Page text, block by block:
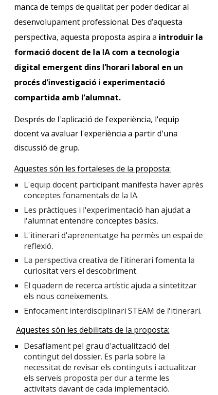
manca de temps de qualitat per poder dedicar al
desenvolupament professional. Des d’aquesta
perspectiva, aquesta proposta aspira a introduir la
formació docent de la IA com a tecnologia
digital emergent dins l’horari laboral en un
procés d’investigació i experimentació
compartida amb l’alumnat.
Després de l'aplicació de l'experiència, l'equip
docent va avaluar l'experiència a partir d'una
discussió de grup.
Aquestes són les fortaleses de la proposta:
L'equip docent participant manifesta haver après
conceptes fonamentals de la IA.
Les pràctiques i l'experimentació han ajudat a
l'alumnat entendre conceptes bàsics.
L'itinerari d'aprenentatge ha permès un espai de
reflexió.
La perspectiva creativa de l'itinerari fomenta la
curiositat vers el descobriment.
El quadern de recerca artístic ajuda a sintetitzar
els nous coneixements.
Enfocament interdisciplinari STEAM de l'itinerari.
Aquestes són lesdebilitats de la proposta:
Desafiament pel grau d'actualització del
contingut del dossier. Es parla sobre la
necessitat de revisar els continguts i actualitzar
els serveis proposta per dur a terme les
activitats davant de cada implementació.